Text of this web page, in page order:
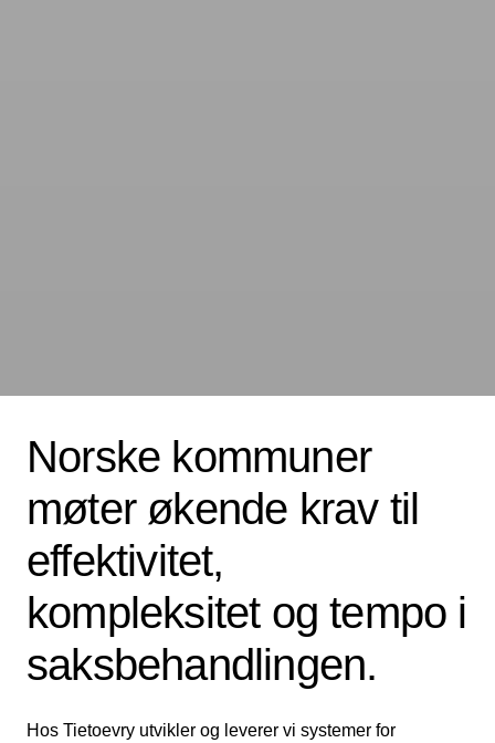
Norske kommuner
møter økende krav til
effektivitet,
kompleksitet og tempo i
saksbehandlingen.
Hos Tietoevry utvikler og leverer vi systemer for